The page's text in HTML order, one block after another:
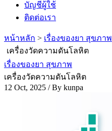
บัญชีผู้ใช้
ติดต่อเรา
หน้าหลัก > เรื่องของยา สุขภาพ
เครื่องวัดความดันโลหิต
เรื่องของยา สุขภาพ
เครื่องวัดความดันโลหิต
12 Oct, 2025 / By kunpa